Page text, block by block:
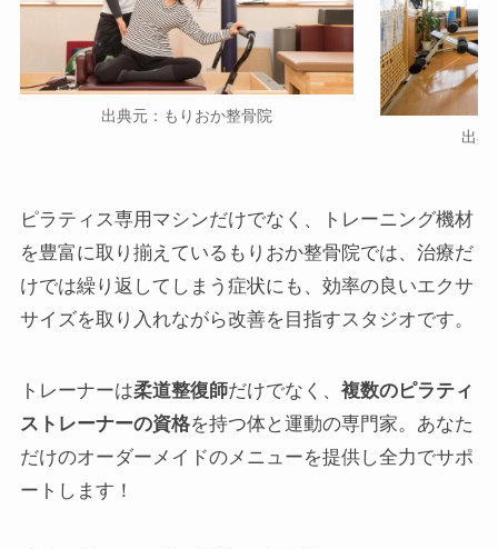
出典元：もりおか整骨院
出典
ピラティス専用マシンだけでなく、トレーニング機材
を豊富に取り揃えているもりおか整骨院では、治療だ
けでは繰り返してしまう症状にも、効率の良いエクサ
サイズを取り入れながら改善を目指すスタジオです。
トレーナーは柔道整復師だけでなく、 複数のピラティ
ストレーナーの資格を持つ体と運動の専門家。あなた
だけのオーダーメイドのメニューを提供し全力でサポ
ートします！